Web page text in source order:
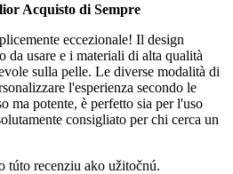
Acquisto di Sempre
eccezionale! Il design
da usare e i materiali di alta qualità
sulla pelle. Le diverse modalità di
l'esperienza secondo le
ma potente, è perfetto sia per l'uso
consigliato per chi cerca un
túto recenziu ako užitočnú.